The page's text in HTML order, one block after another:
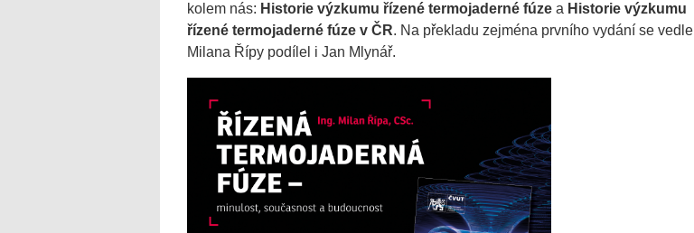
kolem nás: Historie výzkumu řízené termojaderné fúze a Historie výzkumu
řízené termojaderné fúze v ČR. Na překladu zejména prvního vydání se vedle
Milana Řípy podílel i Jan Mlynář.